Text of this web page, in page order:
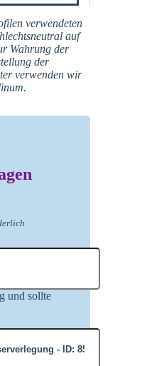
verwendeten
auf
Wahrung der
der
verwenden wir
und sollte